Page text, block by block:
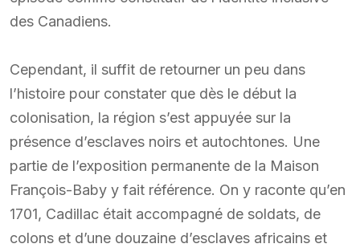
des Canadiens.
Cependant, il suffit de retourner un peu dans
l’histoire pour constater que dès le début la
colonisation, la région s’est appuyée sur la
présence d’esclaves noirs et autochtones. Une
partie de l’exposition permanente de la Maison
François-Baby y fait référence. On y raconte qu’en
1701, Cadillac était accompagné de soldats, de
colons et d’une douzaine d’esclaves africains et